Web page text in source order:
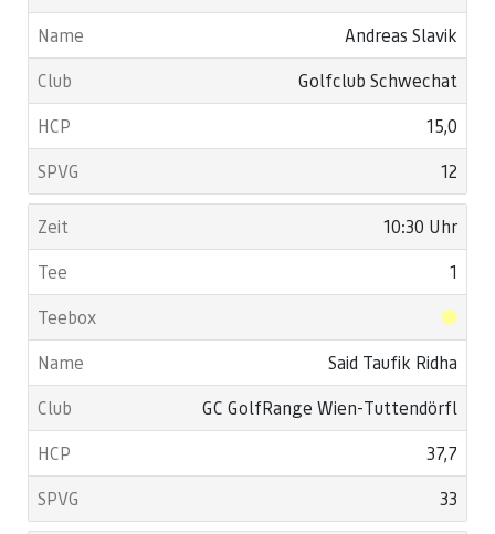
Andreas Slavik
Golfclub Schwechat
15,0
12
10:30 Uhr
1
Said Taufik Ridha
GC GolfRange Wien-Tuttendörfl
37,7
33